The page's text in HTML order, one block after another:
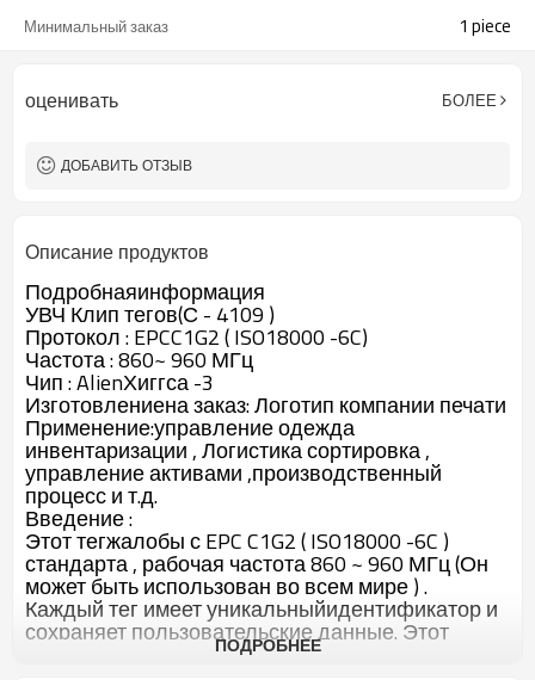
Минимальный заказ 1 piece
оценивать БОЛЕЕ
ДОБАВИТЬ ОТЗЫВ
Описание продуктов
Подробнаяинформация
УВЧ Клип тегов(С - 4109 )
Протокол : EPCC1G2 ( ISO18000 -6C)
Частота : 860~ 960 МГц
Чип : AlienХиггса -3
Изготовлениена заказ: Логотип компании печати
Применение:управление одежда
инвентаризации , Логистика сортировка ,
управление активами ,производственный
процесс и т.д.
Введение :
Этот тегжалобы с EPC C1G2 ( ISO18000 -6C )
стандарта , рабочая частота 860 ~ 960 МГц (Он
может быть использован во всем мире ) .
Каждый тег имеет уникальныйидентификатор и
сохраняет пользовательские данные. Этот
продукт предназначендля управления одежда
ПОДРОБНЕЕ